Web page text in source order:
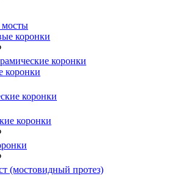
коронки
коронки
коронки
коронки
коронки
(мостовидный протез)